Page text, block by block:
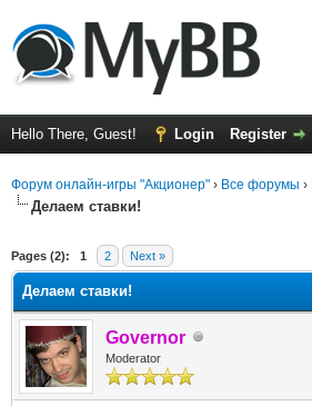
Hello There, Guest! Login Register
Форум онлайн-игры "Акционер" › Все форумы ›
Делаем ставки!
Pages (2): 1 2 Next »
Делаем ставки!
Governor
Moderator